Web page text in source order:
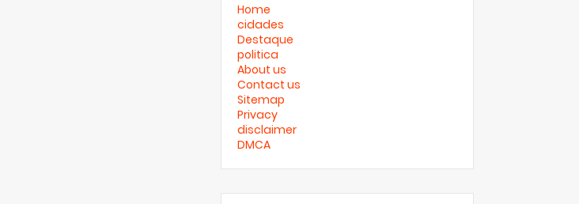
Home
cidades
Destaque
politica
About us
Contact us
Sitemap
Privacy
disclaimer
DMCA